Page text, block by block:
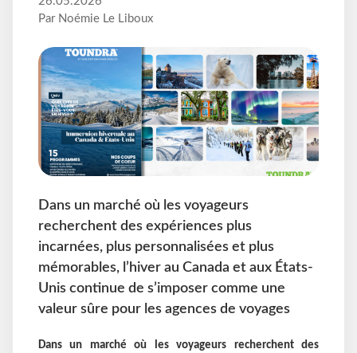
Par Noémie Le Liboux
Dans un marché où les voyageurs
recherchent des expériences plus
incarnées, plus personnalisées et plus
mémorables, l’hiver au Canada et aux États-
Unis continue de s’imposer comme une
valeur sûre pour les agences de voyages
Dans un marché où les voyageurs recherchent des